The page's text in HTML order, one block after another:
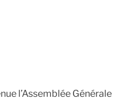
l’Assemblée Générale